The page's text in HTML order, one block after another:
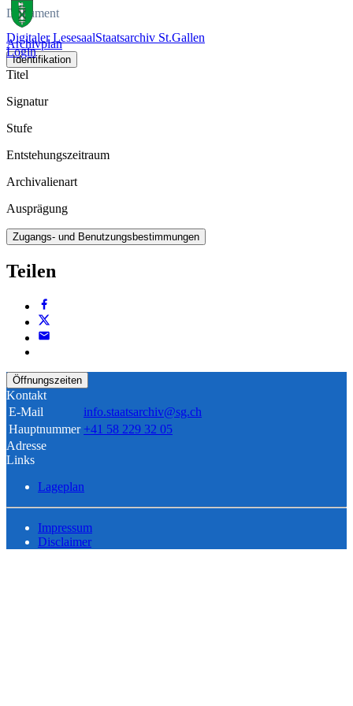
Digitaler LesesaalStaatsarchiv St.Gallen
Login
Dokument
Archivplan
Identifikation
Titel
Signatur
Stufe
Entstehungszeitraum
Archivalienart
Ausprägung
Zugangs- und Benutzungsbestimmungen
Teilen
Öffnungszeiten
Kontakt
E-Mail
info.staatsarchiv@sg.ch
Hauptnummer +41 58 229 32 05
Adresse
Links
Lageplan
Impressum
Disclaimer